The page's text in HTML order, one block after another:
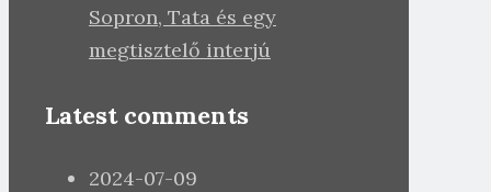
Sopron, Tata és egy
megtisztelő interjú
Latest comments
2024-07-09